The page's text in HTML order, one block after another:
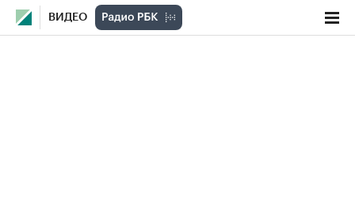
ВИДЕО